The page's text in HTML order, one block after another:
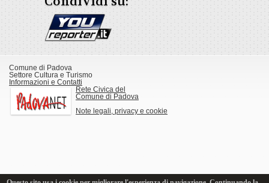
Comune di Padova
Settore Cultura e Turismo
Informazioni e Contatti
Rete Civica del
Comune di Padova
Note legali, privacy e cookie